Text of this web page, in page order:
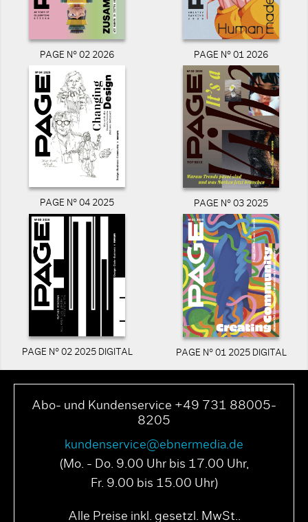
PAGE N° 02 2026 PAGE N° 01 2026
PAGE N° 04 2025 PAGE N° 03 2025
PAGE N° 02 2025 DIGITAL PAGE N° 01 2025 DIGITAL
Abo- und Kundenservice +49 731 88005-
8205
kundenservice@ebnermedia.de
(Mo. - Do. 9.00 Uhr bis 17.00 Uhr,
Fr. 9.00 bis 15.00 Uhr)
Alle Preise inkl. gesetzl. MwSt..